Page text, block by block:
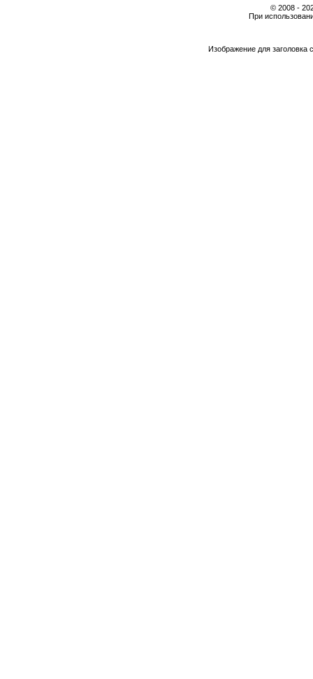
© 2008 -
При
Изображение для